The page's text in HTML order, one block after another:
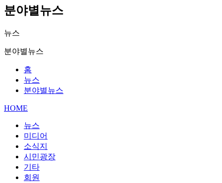
분야별뉴스
뉴스
분야별뉴스
홈
뉴스
분야별뉴스
HOME
뉴스
미디어
소식지
시민광장
기타
회원